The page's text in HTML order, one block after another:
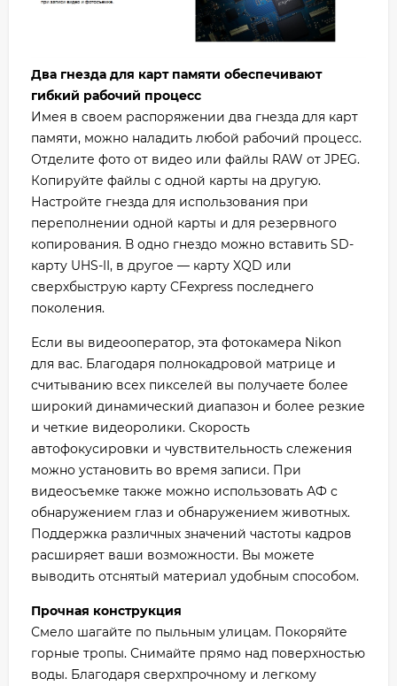
Два гнезда для карт памяти обеспечивают
гибкий рабочий процесс
Имея в своем распоряжении два гнезда для карт
памяти, можно наладить любой рабочий процесс.
Отделите фото от видео или файлы RAW от JPEG.
Копируйте файлы с одной карты на другую.
Настройте гнезда для использования при
переполнении одной карты и для резервного
копирования. В одно гнездо можно вставить SD-
карту UHS-II, в другое — карту XQD или
сверхбыструю карту CFexpress последнего
поколения.
Если вы видеооператор, эта фотокамера Nikon
для вас. Благодаря полнокадровой матрице и
считыванию всех пикселей вы получаете более
широкий динамический диапазон и более резкие
и четкие видеоролики. Скорость
автофокусировки и чувствительность слежения
можно установить во время записи. При
видеосъемке также можно использовать АФ с
обнаружением глаз и обнаружением животных.
Поддержка различных значений частоты кадров
расширяет ваши возможности. Вы можете
выводить отснятый материал удобным способом.
Прочная конструкция
Смело шагайте по пыльным улицам. Покоряйте
горные тропы. Снимайте прямо над поверхностью
воды. Благодаря сверхпрочному и легкому